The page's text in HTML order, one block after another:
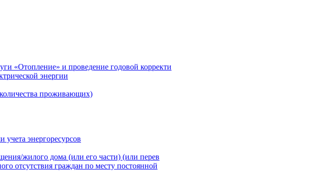
«Отопление» и проведение годовой корректи
энергии
проживающих)
энергоресурсов
жилого дома (или его части) (или перев
отсутствия граждан по месту постоянной